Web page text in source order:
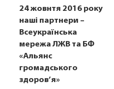
24 жовнтя 2016 року
наші партнери –
Всеукраїнська
мережа ЛЖВ та БФ
«Альянс
громадського
здоров’я»